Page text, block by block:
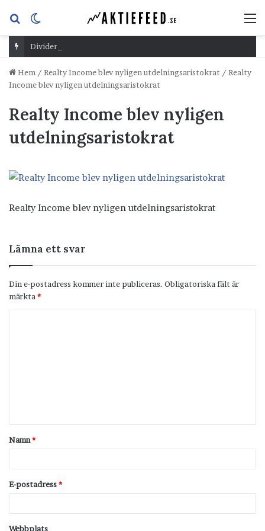
Sök
efterskin
Dividend Overshoot Day
Hem / Realty Income blev nyligen utdelningsaristokrat / Realty
Income blev nyligen utdelningsaristokrat
Realty Income blev nyligen
utdelningsaristokrat
Realty Income blev nyligen utdelningsaristokrat
Lämna ett svar
Din e-postadress kommer inte publiceras. Obligatoriska fält är
märkta *
t
a
Namn*
E-postadress*
Webbplats